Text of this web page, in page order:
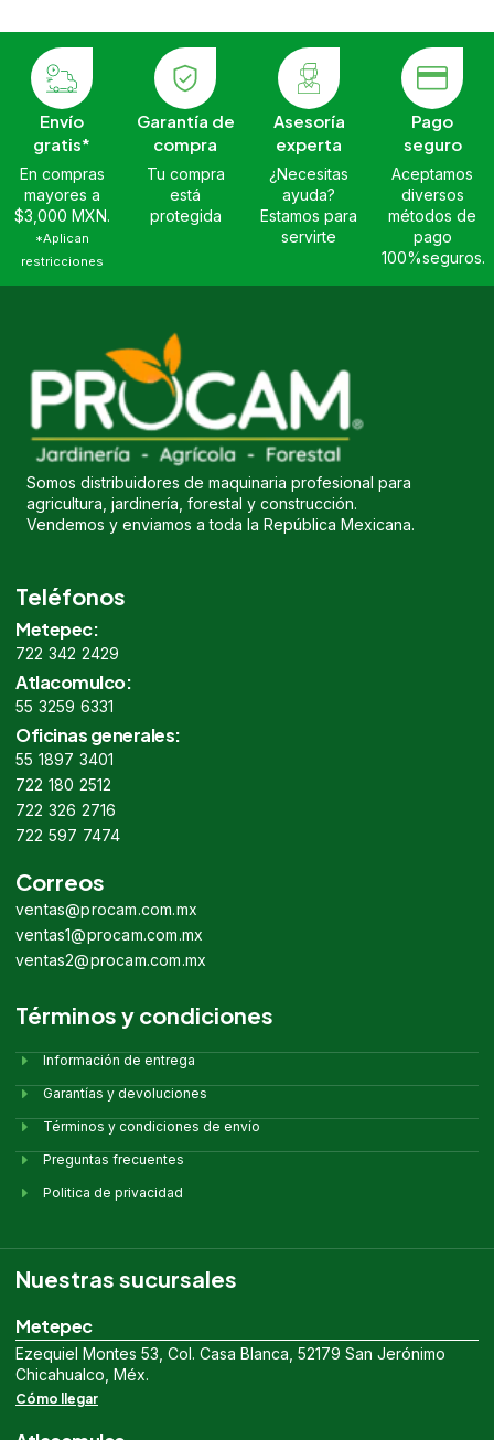
Envío
gratis*
En compras
mayores a
$3,000 MXN.
*Aplican
restricciones
Garantía de
compra
Tu compra
está
protegida
Asesoría
experta
¿Necesitas
ayuda?
Estamos para
servirte
Pago
seguro
Aceptamos
diversos
métodos de
pago
100%seguros.
Somos distribuidores de maquinaria profesional para
agricultura, jardinería, forestal y construcción.
Vendemos y enviamos a toda la República Mexicana.
Teléfonos
Metepec:
722 342 2429
Atlacomulco:
55 3259 6331
Oficinas generales:
55 1897 3401
722 180 2512
722 326 2716
722 597 7474
Correos
ventas@procam.com.mx
ventas1@procam.com.mx
ventas2@procam.com.mx
Términos y condiciones
Información de entrega
Garantías y devoluciones
Términos y condiciones de envío
Preguntas frecuentes
Politica de privacidad
Nuestras sucursales
Metepec
Ezequiel Montes 53, Col. Casa Blanca, 52179 San Jerónimo
Chicahualco, Méx.
Cómo llegar